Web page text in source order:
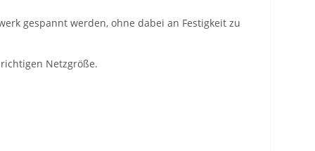
gespannt werden, ohne dabei an Festigkeit zu
Netzgröße.